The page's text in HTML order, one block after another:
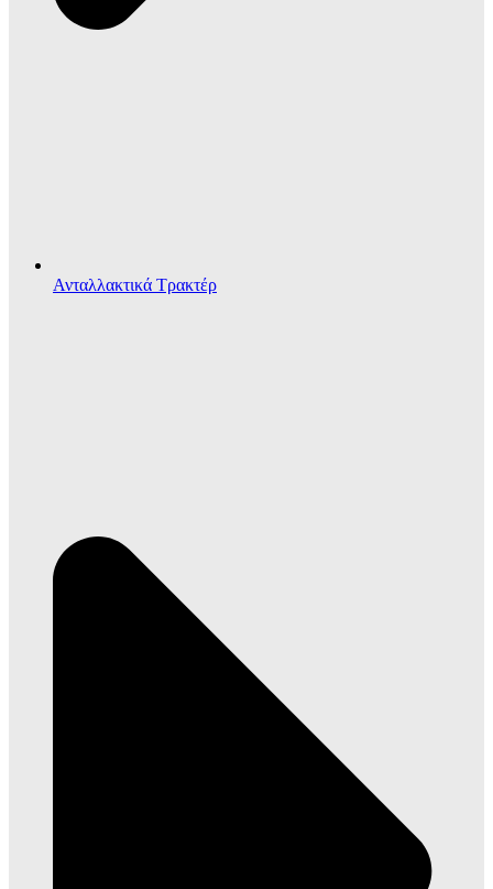
Ανταλλακτικά Τρακτέρ